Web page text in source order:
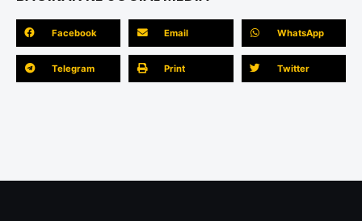
Facebook Email WhatsApp
Telegram Print Twitter